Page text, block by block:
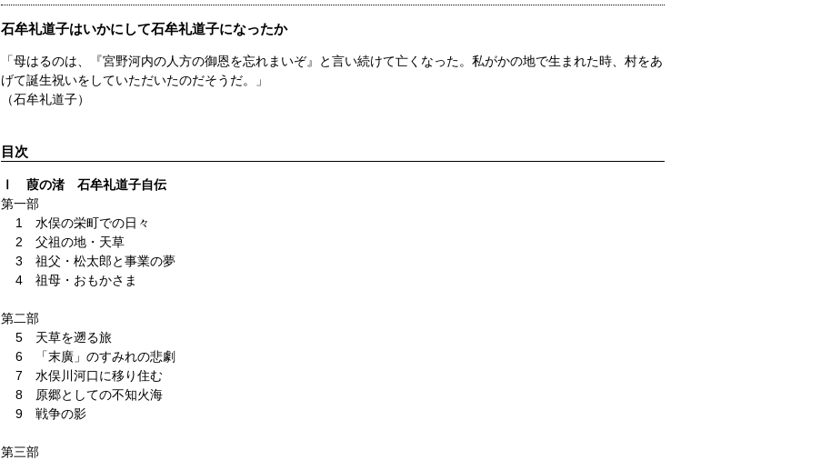
石牟礼道子はいかにして石牟礼道子になったか
「母はるのは、『宮野河内の人方の御恩を忘れまいぞ』と言い続けて亡くなった。私がかの地で生まれた時、村をあ
げて誕生祝いをしていただいたのだそうだ。」
（石牟礼道子）
目次
Ⅰ 葭の渚 石牟礼道子自伝
第一部
1 水俣の栄町での日々
2 父祖の地・天草
3 祖父・松太郎と事業の夢
4 祖母・おもかさま
第二部
5 天草を遡る旅
6 「末廣」のすみれの悲劇
7 水俣川河口に移り住む
8 原郷としての不知火海
9 戦争の影
第三部